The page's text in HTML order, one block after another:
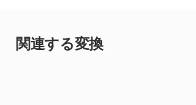
関連する変換